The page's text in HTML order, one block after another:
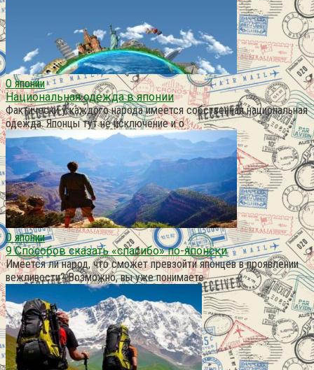
О японии
Национальная одежда в японии
Фактически у каждого народа имеется собственная национальная
одежда. Японцы тут не исключение и о
О японии
9 Способов сказать «спасибо» по-японски
Имеется ли народ, что сможет превзойти японцев в проявлении
вежливости? Возможно, вы уже понимаете